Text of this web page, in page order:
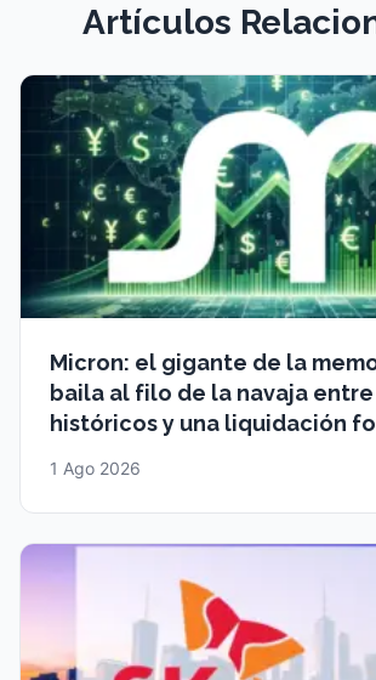
Artículos
Micron: el gigante de la
baila al filo de la navaja
históricos y una liquidación
1 Ago 2026